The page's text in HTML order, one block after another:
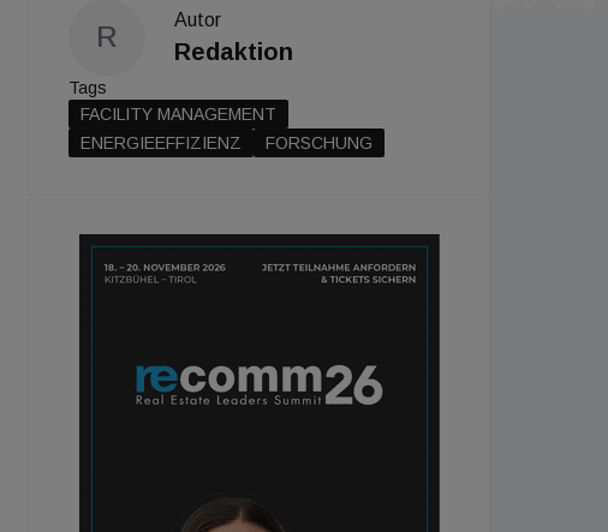
R
Autor
Redaktion
Tags
FACILITY MANAGEMENT
ENERGIEEFFIZIENZ
FORSCHUNG